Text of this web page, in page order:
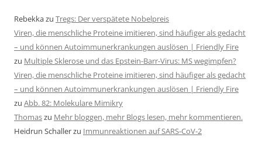
Rebekkazu Tregs: Der verspätete Nobelpreis
Viren, die menschliche Proteine imitieren, sind häufiger als gedacht
– und können Autoimmunerkrankungen auslösen | Friendly Fire
zu Multiple Sklerose und das Epstein-Barr-Virus: MS wegimpfen?
Viren, die menschliche Proteine imitieren, sind häufiger als gedacht
– und können Autoimmunerkrankungen auslösen | Friendly Fire
zu Abb. 82: Molekulare Mimikry
Thomaszu Mehr bloggen, mehr Blogs lesen, mehr kommentieren.
Heidrun Schallerzu Immunreaktionen auf SARS-CoV-2